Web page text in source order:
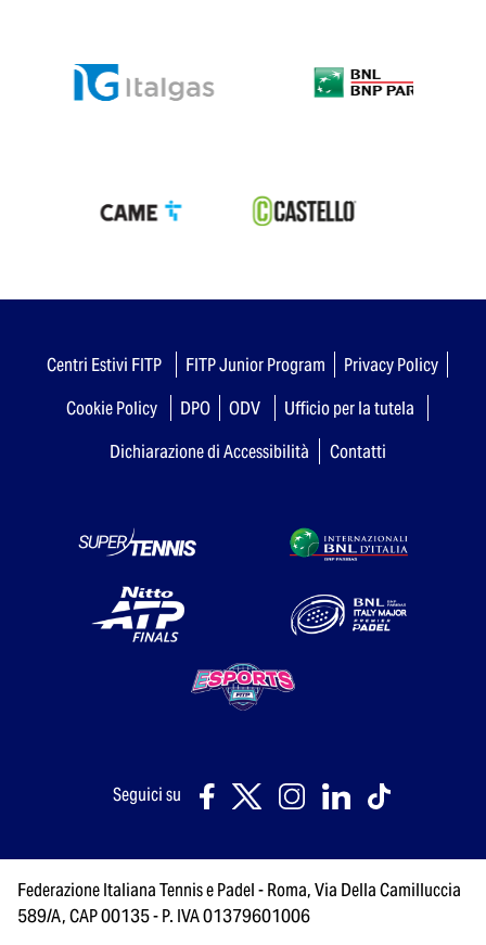
Centri Estivi FITP FITP Junior Program
Privacy Policy
Cookie Policy
DPO ODV
Ufficio per la tutela
Dichiarazione di Accessibilità
Contatti
Seguici su
Federazione Italiana Tennis e Padel - Roma, Via Della Camilluccia
589/A, CAP 00135 - P. IVA 01379601006